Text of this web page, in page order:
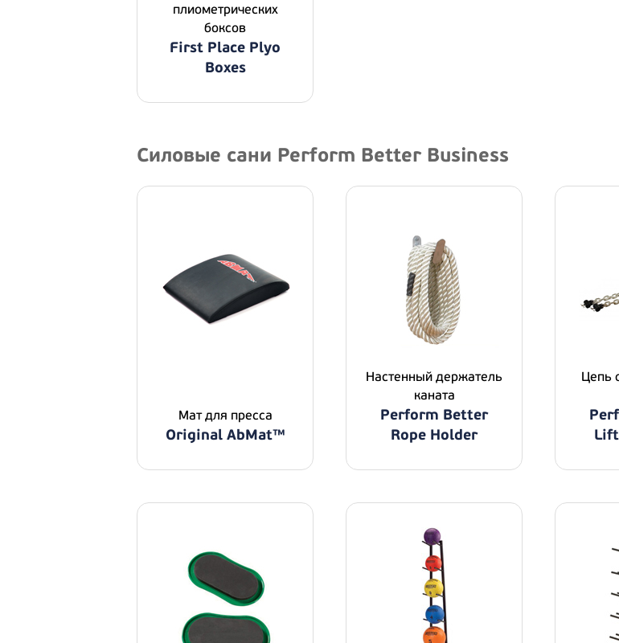
плиометрических
боксов
First Place Plyo
Boxes
Силовые сани Perform Better Business
Мат для пресса
Original AbMat™
Настенный держатель
каната
Perform Better
Rope Holder
Цепь